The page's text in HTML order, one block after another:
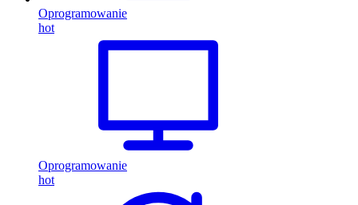
Oprogramowanie
hot
Oprogramowanie
hot